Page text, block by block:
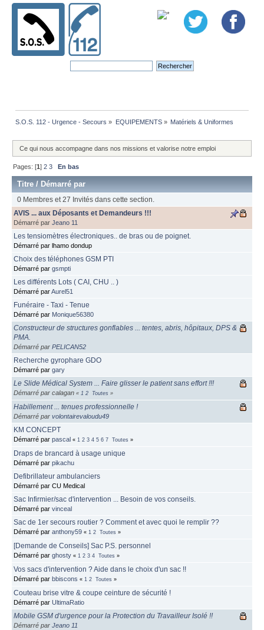
S.O.S. 112 - Urgence - Secours » EQUIPEMENTS» Matériels & Uniformes
Ce qui nous accompagne dans nos missions et valorise notre emploi
Pages: [1]2 3 En bas
Titre / Démarré par
0 Membres et 27 Invités dans cette section.
AVIS ... aux Déposants et Demandeurs !!!
Démarré par Jeano 11
Les tensiomètres électroniques.. de bras ou de poignet.
Démarré par lhamo dondup
Choix des téléphones GSM PTI
Démarré par gsmpti
Les différents Lots ( CAI, CHU .. )
Démarré parAurel51
Funéraire - Taxi - Tenue
Démarré par Monique56380
Constructeur de structures gonflables ... tentes, abris, hôpitaux, DPS &
PMA.
Démarré par PELICAN52
Recherche gyrophare GDO
Démarré par gary
Le Slide Médical System ... Faire glisser le patient sans effort !!!
Démarré par calagan « 1 2 Toutes »
Habillement ... tenues professionnelle !
Démarré par volontairevaloudu49
KM CONCEPT
Démarré par pascal « 1 2 3 4 5 6 7 Toutes »
Draps de brancard à usage unique
Démarré par pikachu
Defibrillateur ambulanciers
Démarré par CU Medical
Sac Infirmier/sac d'intervention ... Besoin de vos conseils.
Démarré par vinceal
Sac de 1er secours routier ? Comment et avec quoi le remplir ??
Démarré par anthony59 « 1 2 Toutes »
[Demande de Conseils] Sac P.S. personnel
Démarré par ghosty « 1 2 3 4 Toutes »
Vos sacs d'intervention ? Aide dans le choix d'un sac !!
Démarré par bbiscons « 1 2 Toutes »
Couteau brise vitre & coupe ceinture de sécurité !
Démarré par UltimaRatio
Mobile GSM d'urgence pour la Protection du Travailleur Isolé !!
Démarré par Jeano 11